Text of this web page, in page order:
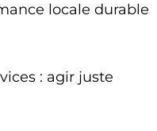
locale durable
: agir juste